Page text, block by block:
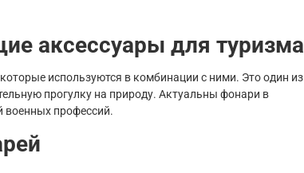
аксессуары для туризма
используются в комбинации с ними. Это один из
прогулку на природу. Актуальны фонари в
военных профессий.